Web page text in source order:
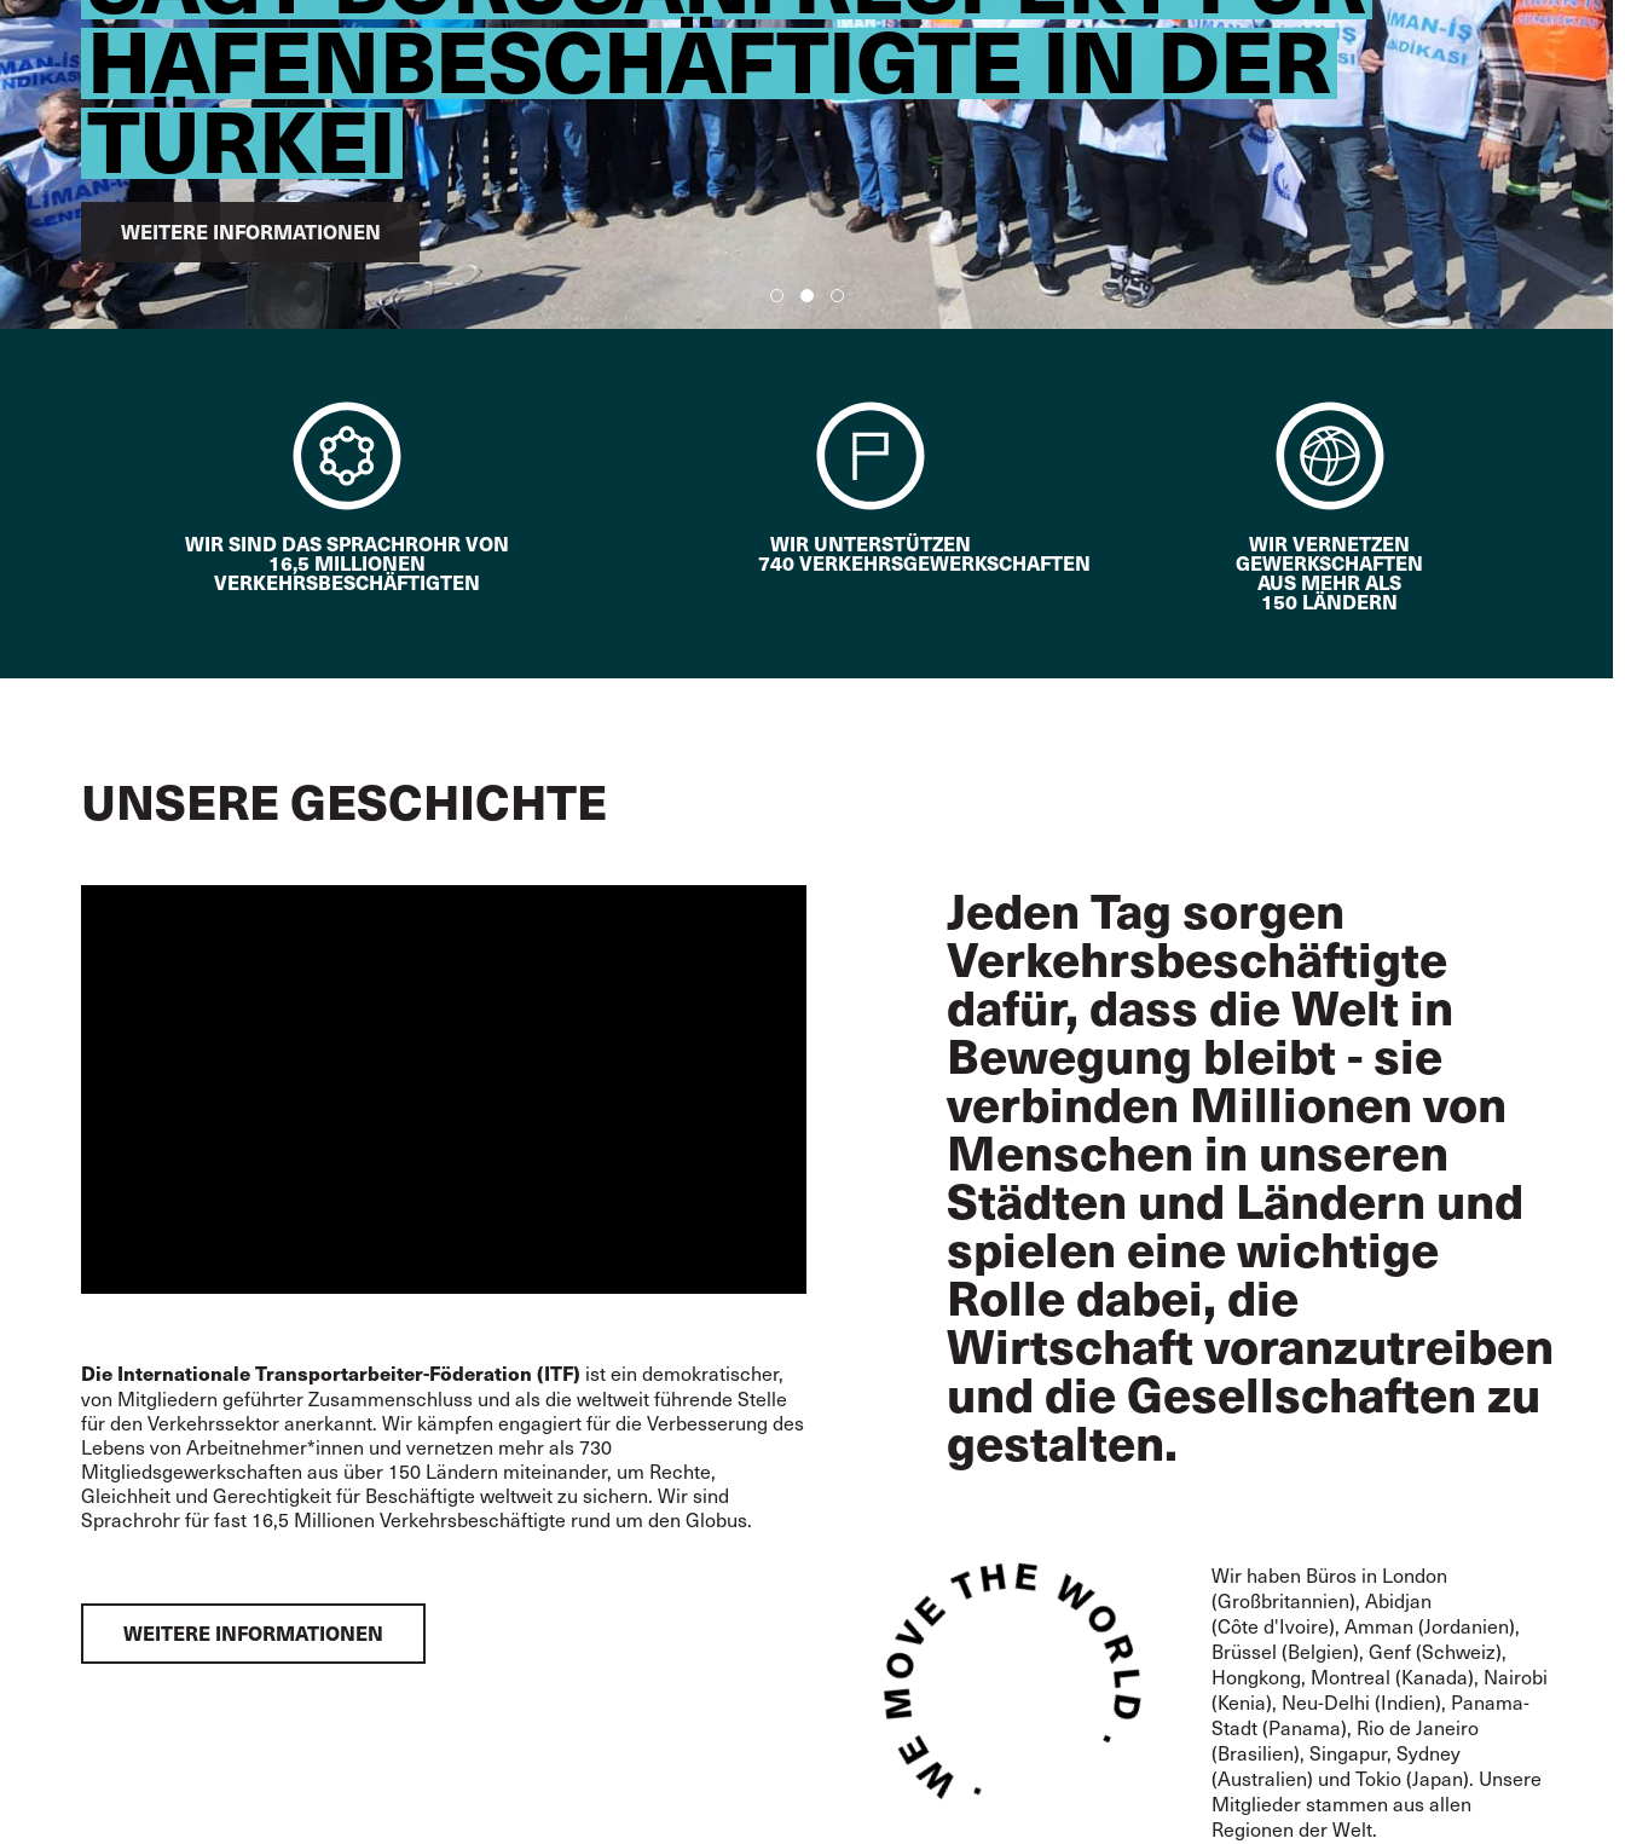
HAFENBESCHÄFTIGTE IN DER
TÜRKEI
WEITERE INFORMATIONEN
WIR SIND DAS SPRACHROHR VON
16,5 MILLIONEN
VERKEHRSBESCHÄFTIGTEN
WIR UNTERSTÜTZEN
740 VERKEHRSGEWERKSCHAFTEN
WIR VERNETZEN
GEWERKSCHAFTEN
AUS MEHR ALS
150 LÄNDERN
UNSERE GESCHICHTE
Die Internationale Transportarbeiter-Föderation (ITF) ist ein demokratischer,
von Mitgliedern geführter Zusammenschluss und als die weltweit führende Stelle
für den Verkehrssektor anerkannt. Wir kämpfen engagiert für die Verbesserung des
Lebens von Arbeitnehmer*innen und vernetzen mehr als 730
Mitgliedsgewerkschaften aus über 150 Ländern miteinander, um Rechte,
Gleichheit und Gerechtigkeit für Beschäftigte weltweit zu sichern. Wir sind
Sprachrohr für fast 16,5 Millionen Verkehrsbeschäftigte rund um den Globus.
WEITERE INFORMATIONEN
Jeden Tag sorgen
Verkehrsbeschäftigte
dafür, dass die Welt in
Bewegung bleibt - sie
verbinden Millionen von
Menschen in unseren
Städten und Ländern und
spielen eine wichtige
Rolle dabei, die
Wirtschaft voranzutreiben
und die Gesellschaften zu
gestalten.
Wir haben Büros in London
(Großbritannien), Abidjan
(Côte d'Ivoire), Amman (Jordanien),
Brüssel (Belgien), Genf (Schweiz),
Hongkong, Montreal (Kanada), Nairobi
(Kenia), Neu-Delhi (Indien), Panama-
Stadt (Panama), Rio de Janeiro
(Brasilien), Singapur, Sydney
(Australien) und Tokio (Japan). Unsere
Mitglieder stammen aus allen
Regionen der Welt.